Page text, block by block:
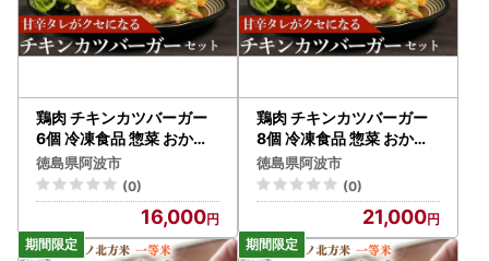
鶏肉 チキンカツバーガー
6個 冷凍食品 惣菜 おかず
国産 鶏肉
徳島県阿波市
(0)
16,000
鶏肉 チキンカツバーガー
8個 冷凍食品 惣菜 おかず
国産 鶏肉
徳島県阿波市
(0)
21,000